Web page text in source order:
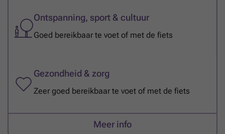
Ontspanning, sport & cultuur
Goed bereikbaar te voet of met de fiets
Gezondheid & zorg
Zeer goed bereikbaar te voet of met de fiets
Meer info